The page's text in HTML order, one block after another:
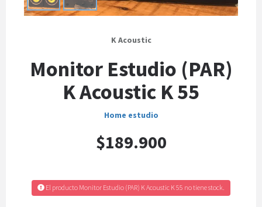
K Acoustic
Monitor Estudio (PAR)
K Acoustic K 55
Home estudio
$189.900
El producto Monitor Estudio (PAR) K Acoustic K 55 no tiene stock.